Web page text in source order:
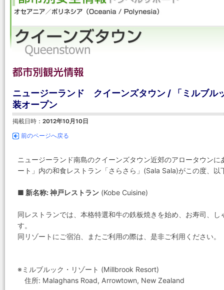
ニュージーランド クイーンズタウン / 「ミルブル
装オープン
掲載日時： 2012年10月10日
前のページへ戻る
ニュージーランド南島のクイーンズタウン近郊のアロータウン
ート」内の和食レストラン「さらさら」(Sala Sala)がこの度、
■ 新名称: 神戸レストラン (Kobe Cuisine)
同レストランでは、本格特選和牛の鉄板焼きを始め、お寿司、
す。
同リゾートにご宿泊、またご利用の際は、是非ご利用ください。
※ミルブルック・リゾート (Millbrook Resort)
住所: Malaghans Road, Arrowtown, New Zealand